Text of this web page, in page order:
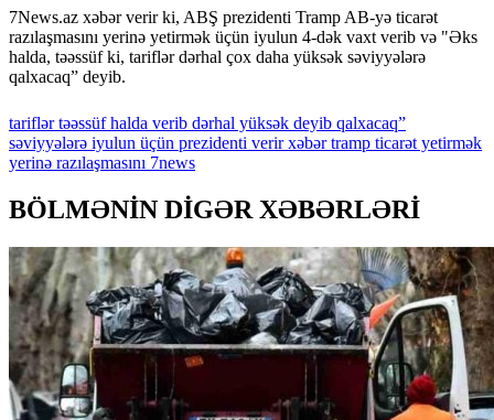
7News.az xəbər verir ki, ABŞ prezidenti Tramp AB-yə ticarət
razılaşmasını yerinə yetirmək üçün iyulun 4-dək vaxt verib və "Əks
halda, təəssüf ki, tariflər dərhal çox daha yüksək səviyyələrə
qalxacaq” deyib.
tariflərtəəssüfhalda verib dərhal yüksək deyib qalxacaq”
səviyyələrə iyulun üçün prezidenti verirxəbərtramp ticarət yetirmək
yerinə razılaşmasını 7news
BÖLMƏNİN DİGƏR XƏBƏRLƏRİ